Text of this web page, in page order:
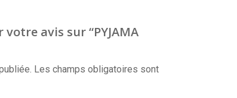
avis sur “PYJAMA
Les champs obligatoires sont